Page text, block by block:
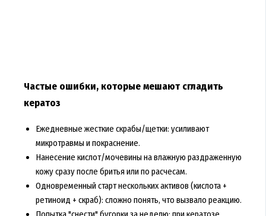
Частые ошибки, которые мешают сгладить
кератоз
Ежедневные жесткие скрабы/щетки: усиливают
микротравмы и покраснение.
Нанесение кислот/мочевины на влажную раздраженную
кожу сразу после бритья или по расчесам.
Одновременный старт нескольких активов (кислота +
ретиноид + скраб): сложно понять, что вызвало реакцию.